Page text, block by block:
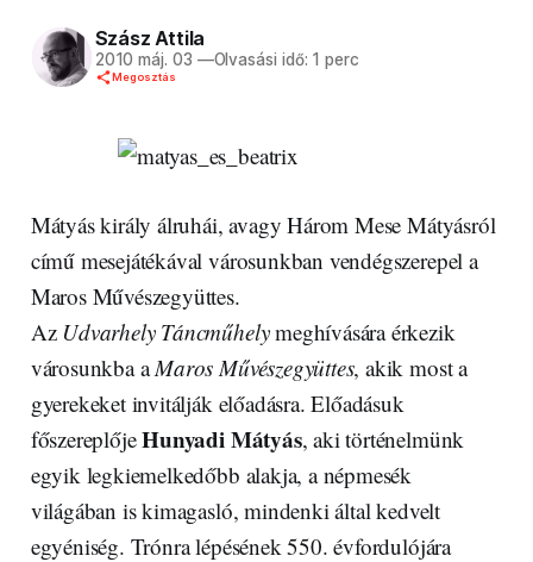
Szász Attila
2010 máj. 03 —Olvasási idő: 1 perc
Megosztás
Mátyás király álruhái, avagy Három Mese Mátyásról
című mesejátékával városunkban vendégszerepel a
Maros Művészegyüttes.
Az Udvarhely Táncműhelymeghívására érkezik
városunkba aMaros Művészegyüttes, akik most a
gyerekeket invitálják előadásra. Előadásuk
főszereplőjeHunyadi Mátyás, aki történelmünk
egyik legkiemelkedőbb alakja, a népmesék
világában is kimagasló, mindenki által kedvelt
egyéniség. Trónra lépésének 550. évfordulójára